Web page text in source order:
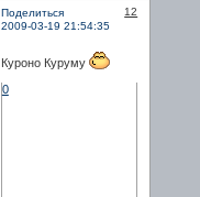
Поделиться
12
2009-03-19 21:54:35
Куроно Куруму
0